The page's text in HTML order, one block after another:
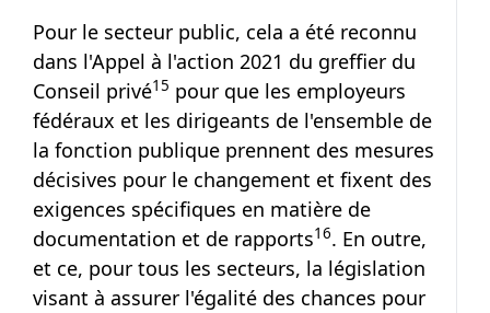
Pour le secteur public, cela a été reconnu
dans l'Appel à l'action 2021 du greffier du
Conseil privéNote de bas de page
15 pour que les employeurs
fédéraux et les dirigeants de l'ensemble de
la fonction publique prennent des mesures
décisives pour le changement et fixent des
exigences spécifiques en matière de
documentation et de rapportsNote de bas de page
16. En outre,
et ce, pour tous les secteurs, la législation
visant à assurer l'égalité des chances pour